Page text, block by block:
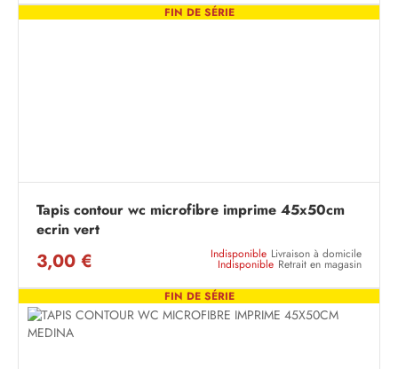
FIN DE SÉRIE
Tapis contour wc microfibre imprime 45x50cm
ecrin vert
3,00 € Indisponible Livraison à domicile
Indisponible Retrait en magasin
FIN DE SÉRIE